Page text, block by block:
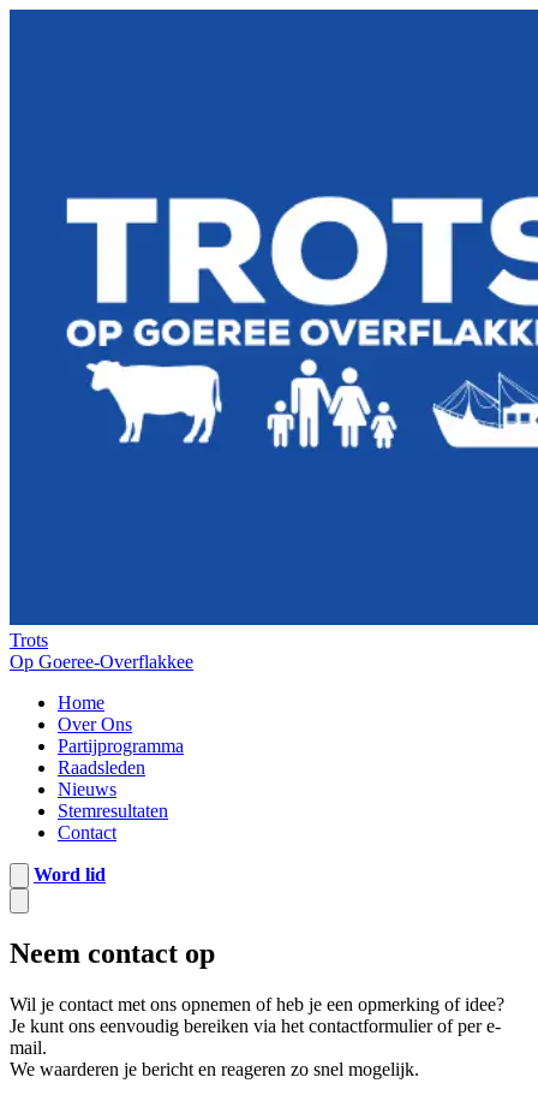
Trots
Op Goeree-Overflakkee
Home
Over Ons
Partijprogramma
Raadsleden
Nieuws
Stemresultaten
Contact
Word lid
Neem contact op
Wil je contact met ons opnemen of heb je een opmerking of idee?
Je kunt ons eenvoudig bereiken via het contactformulier of per e-
mail.
We waarderen je bericht en reageren zo snel mogelijk.